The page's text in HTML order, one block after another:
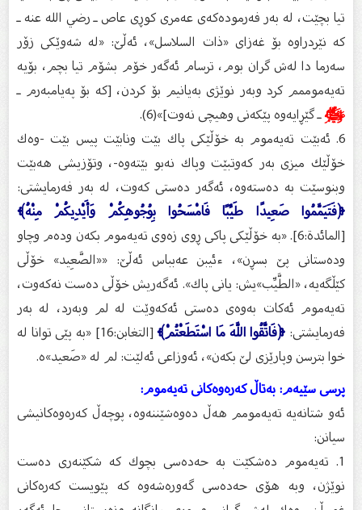
تیا بچێت، له‌ به‌ر فه‌رموده‌كه‌ى عه‌مرى كوڕى عاص ـ رضي الله عنه ـ
كه‌ نێردراوه‌ بۆ غه‌زای «ذات السلاسل»، ئه‌ڵێ: «له‌ شه‌وێكى زۆر
سه‌رما دا له‌ش گران بوم، ترسام ئه‌گه‌ر خۆم بشۆم تیا بچم، بۆیه‌
ته‌یه‌موممم كرد وبه‌ر نوێژی به‌یانیم بۆ كردن، [كه‌ بۆ په‌یامبه‌رم ـ
ﷺـ گێڕایه‌وه‌ پێكه‌نی وهیچی نه‌وت]»(6).
6. ئه‌بێت ته‌یه‌موم به‌ خۆڵێكى پاك بێت ونابێت پیس بێت -وه‌ك
خۆڵێك میزى به‌ر كه‌وتبێت وپاك نه‌بو بێته‌وه‌-، وتۆزیشی هه‌بێت
وبنوسێت به‌ ده‌سته‌وه‌، ئه‌گه‌ر ده‌ستى كه‌وت، له‌ به‌ر فه‌رمایشتی:
﴿فَتَيَمَّمُوا صَعِيدًا طَيِّبًا فَامْسَحُوا بِوُجُوهِكُمْ وَأَيْدِيكُمْ مِنْهُ﴾
[المائدة:6]. «به‌ خۆڵێكى پاكی ڕوی زه‌وی ته‌یه‌موم بكه‌ن وده‌م وچاو
وده‌ستانى پێ بسڕن»، ءئیبن عه‌بباس ئه‌ڵێ: ««الصَّعِيد» خۆڵى
كێڵگه‌یه‌، «الطَّيِّب»یش: یانی پاك». ئه‌گه‌ریش خۆڵی ده‌ست نه‌كه‌وت،
ته‌یه‌موم ئه‌كات به‌وه‌ى ده‌ستى ئه‌كه‌وێت له‌ لم وبه‌رد، له‌ به‌ر
فه‌رمایشتی:﴿فَاتَّقُوا اللَّهَ مَا اسْتَطَعْتُمْ﴾
[التغابن:16] «به‌ پێى توانا له‌
خوا بترسن وپارێزى لێ بكه‌ن»، ئه‌وزاعى ئه‌لێت: لم له‌ «صَعيد»ه‌.
پرسى سێیه‌م: به‌تاڵ كه‌ره‌وه‌كانى ته‌یه‌موم:
ئه‌و شتانه‌یه‌ ته‌یه‌مومم هه‌ڵ ده‌وه‌شێننه‌وه‌، پوچه‌ڵ كه‌ره‌وه‌كانیشی
سیانن:
1. ته‌یه‌موم ده‌شكێت به‌ حه‌ده‌سى بچوك كه‌ شكێنه‌رى ده‌ست
نوێژن، وبه‌ هۆى حه‌ده‌سى گه‌وره‌شه‌وه‌ كه‌ پێویست كه‌ره‌كانى